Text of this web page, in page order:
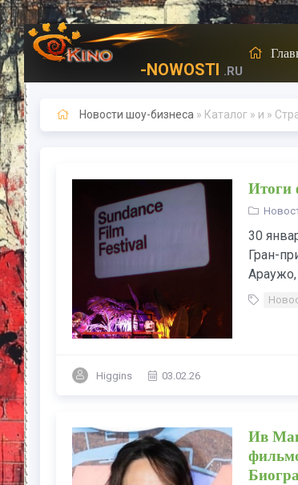
-NOWOSTI .RU
Новости шоу-бизнеса » Каталог » и »
Итоги
30
Гран-
Араужо,
Higgins 03.02.26
Ив